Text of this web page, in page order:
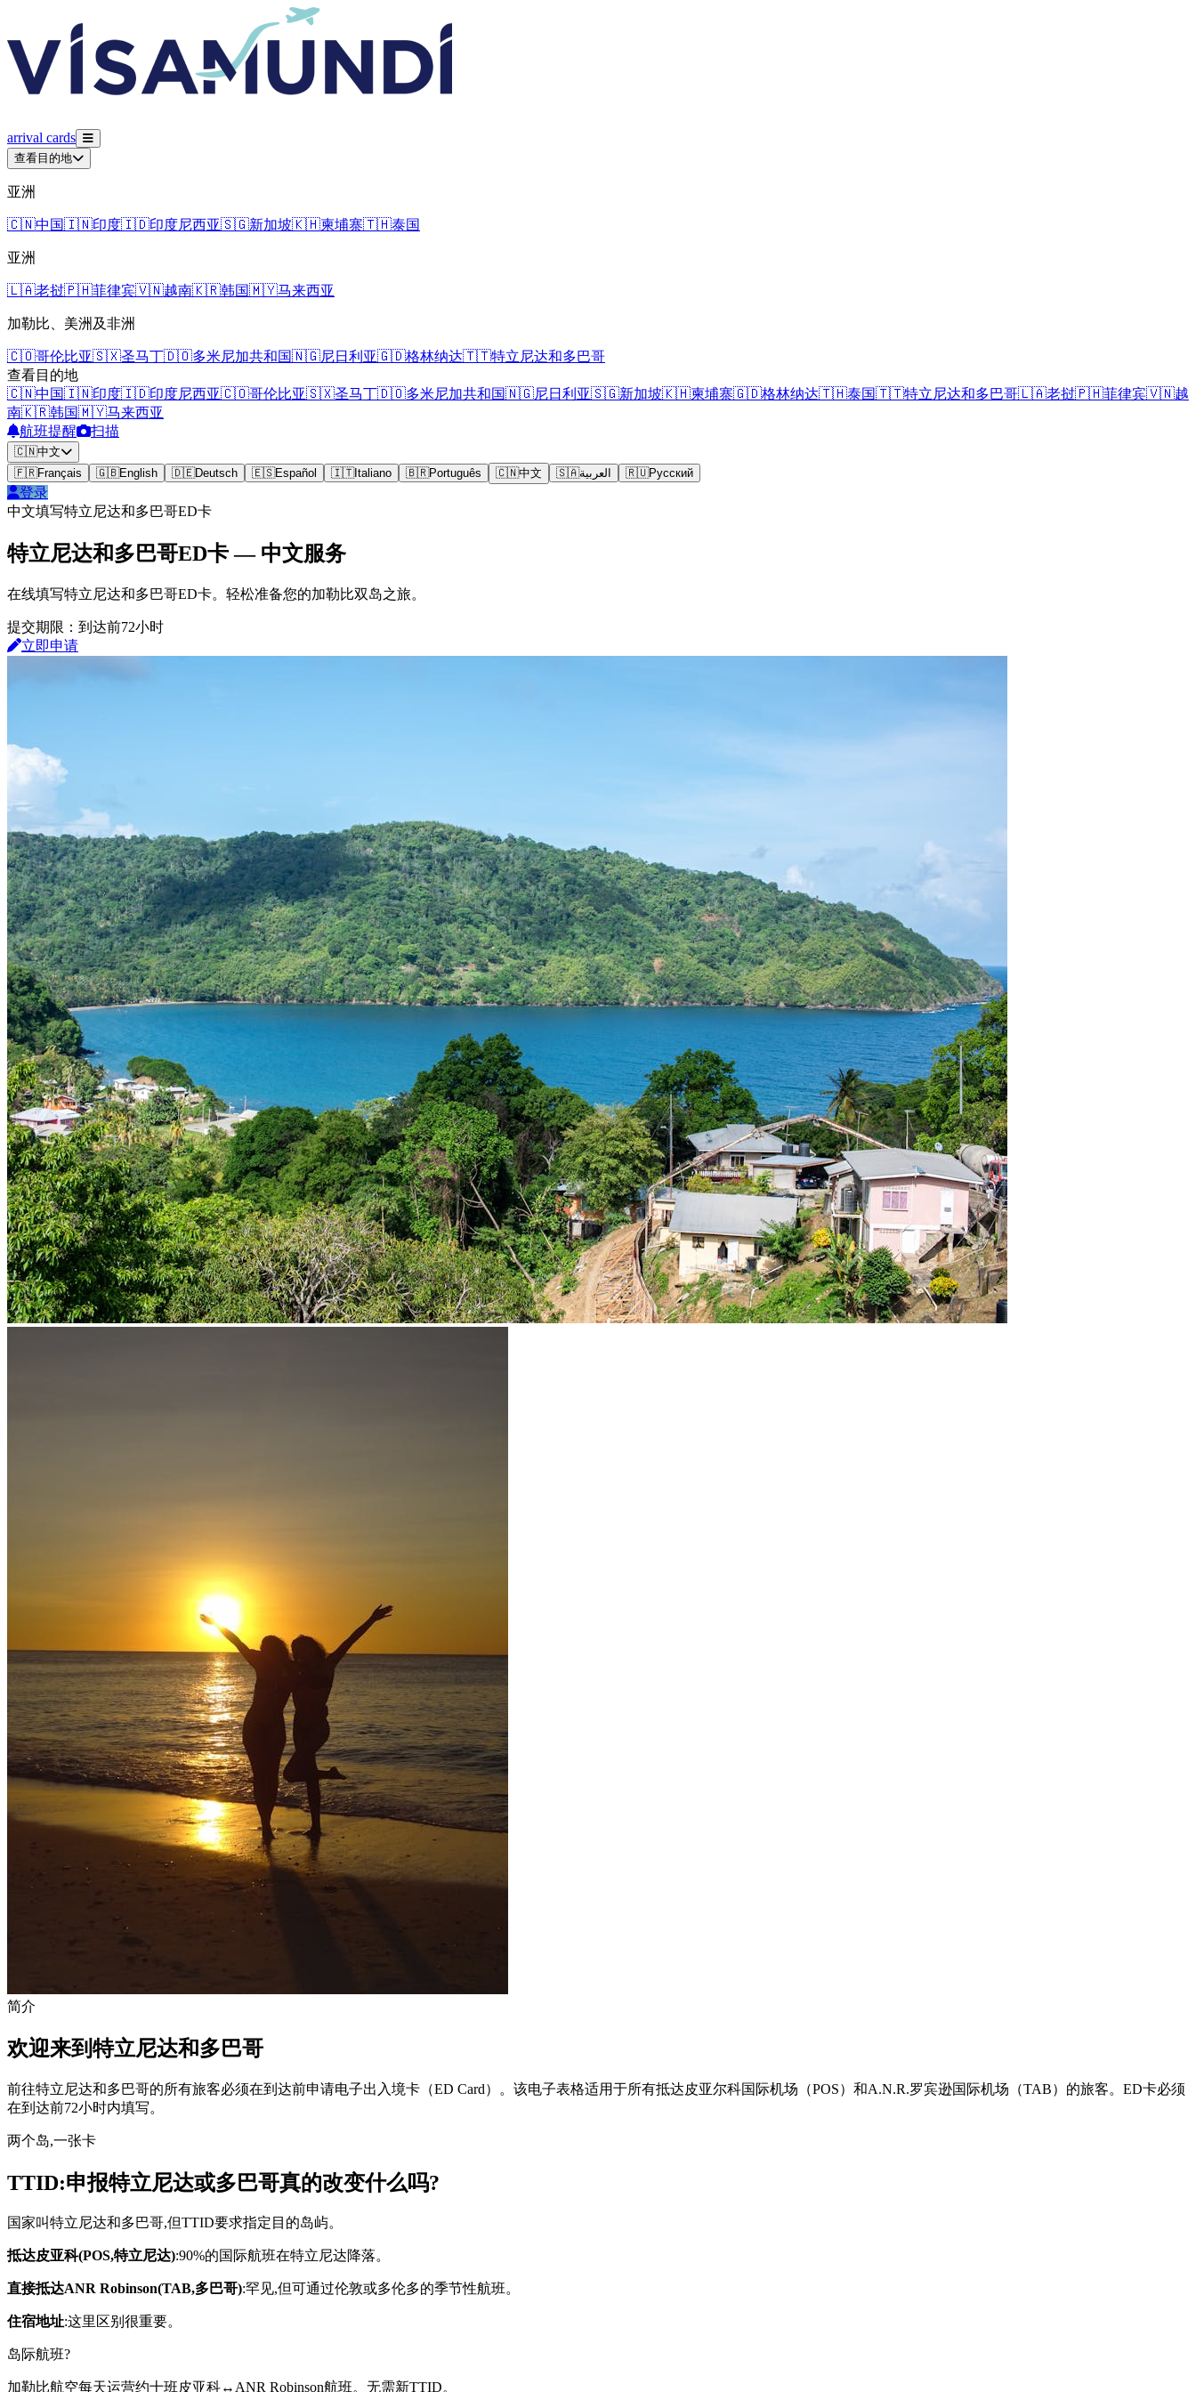
arrival cards
查看目的地
亚洲
🇨🇳中国🇮🇳印度🇮🇩印度尼西亚🇸🇬新加坡🇰🇭柬埔寨🇹🇭泰国
亚洲
🇱🇦老挝🇵🇭菲律宾🇻🇳越南🇰🇷韩国🇲🇾马来西亚
加勒比、美洲及非洲
🇨🇴哥伦比亚🇸🇽圣马丁🇩🇴多米尼加共和国🇳🇬尼日利亚🇬🇩格林纳达🇹🇹特立尼达和多巴哥
查看目的地
🇨🇳中国🇮🇳印度🇮🇩印度尼西亚🇨🇴哥伦比亚🇸🇽圣马丁🇩🇴多米尼加共和国🇳🇬尼日利亚🇸🇬新加坡🇰🇭柬埔寨🇬🇩格林纳达🇹🇭泰国🇹🇹特立尼达和多巴哥🇱🇦老挝🇵🇭菲律宾🇻🇳越
南🇰🇷韩国🇲🇾马来西亚
航班提醒
扫描
🇨🇳中文
🇫🇷Français 🇬🇧English 🇩🇪Deutsch 🇪🇸Español 🇮🇹Italiano 🇧🇷Português 🇨🇳中文 🇸🇦العربية 🇷🇺Русский
登录
中文填写特立尼达和多巴哥ED卡
特立尼达和多巴哥ED卡 — 中文服务
在线填写特立尼达和多巴哥ED卡。轻松准备您的加勒比双岛之旅。
提交期限：到达前72小时
立即申请
简介
欢迎来到特立尼达和多巴哥
前往特立尼达和多巴哥的所有旅客必须在到达前申请电子出入境卡（ED Card）。该电子表格适用于所有抵达皮亚尔科国际机场（POS）和A.N.R.罗宾逊国际机场（TAB）的旅客。ED卡必须
在到达前72小时内填写。
两个岛,一张卡
TTID:申报特立尼达或多巴哥真的改变什么吗?
国家叫特立尼达和多巴哥,但TTID要求指定目的岛屿。
抵达皮亚科(POS,特立尼达):90%的国际航班在特立尼达降落。
直接抵达ANR Robinson(TAB,多巴哥):罕见,但可通过伦敦或多伦多的季节性航班。
住宿地址:这里区别很重要。
岛际航班?
加勒比航空每天运营约十班皮亚科↔ANR Robinson航班。无需新TTID。